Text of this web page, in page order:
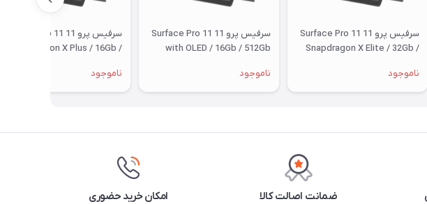
سرفیس پرو 11 Surface Pro 11
Snapdragon X Elite / 32Gb /
ناموجود
سرفیس پرو 11 Surface Pro 11
with OLED / 16Gb / 512Gb
ناموجود
سرفیس پرو 11 Surface Pro 11
Snapdragon X Plus / 16Gb /
ناموجود
ضمانت اصالت کالا امکان خرید حضوری